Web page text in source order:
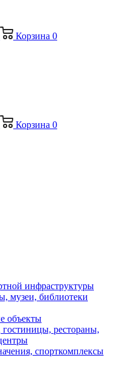
Корзина 0
Корзина 0
инфраструктуры
музеи, библиотеки
объекты
рестораны,
спорткомплексы